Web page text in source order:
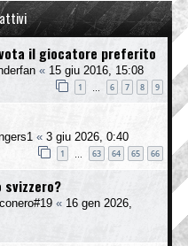
vota il giocatore preferito
« 15 giu 2016, 15:08
1 6 7 8 9
« 3 giu 2026, 0:40
1 63 64 65 66
svizzero?
« 16 gen 2026,